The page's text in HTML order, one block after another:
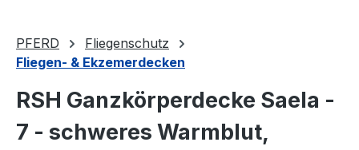
PFERD
Fliegenschutz
Fliegen- & Ekzemerdecken
RSH Ganzkörperdecke Saela -
7 - schweres Warmblut,